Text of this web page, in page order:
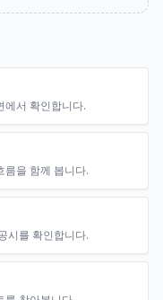
에서 확인합니다.
름을 함께 봅니다.
시를 확인합니다.